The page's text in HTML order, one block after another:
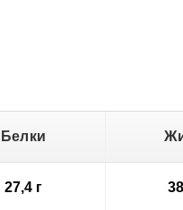
Белки
27,4 г